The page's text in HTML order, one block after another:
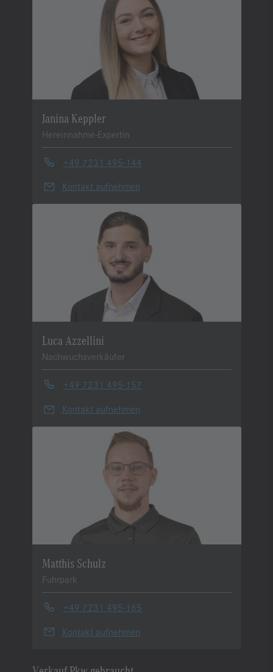
Janina Keppler
Hereinnahme-Expertin
+49 7231 495-144
Kontakt aufnehmen
Luca Azzellini
Nachwuchsverkäufer
+49 7231 495-157
Kontakt aufnehmen
Matthis Schulz
Fuhrpark
+49 7231 495-165
Kontakt aufnehmen